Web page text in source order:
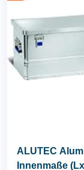
ALUTEC
Innenmaße